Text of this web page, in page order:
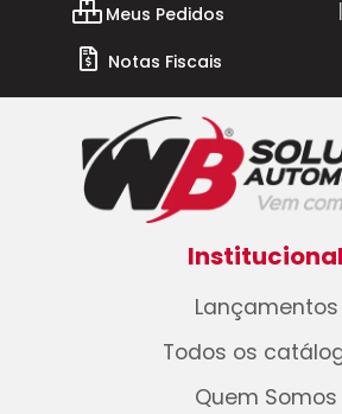
Meus Pedidos
Notas Fiscais
Institucional
Lançamentos
Todos os
Quem Somos